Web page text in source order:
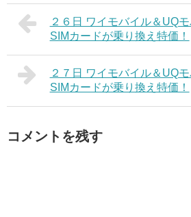
２６日 ワイモバイル＆UQ
SIMカードが乗り換え特価！
２７日 ワイモバイル＆UQ
SIMカードが乗り換え特価！
コメントを残す